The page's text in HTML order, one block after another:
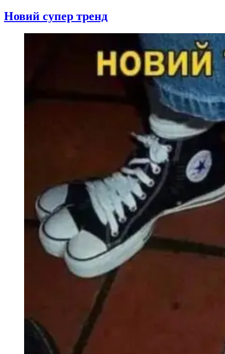
Новий супер тренд